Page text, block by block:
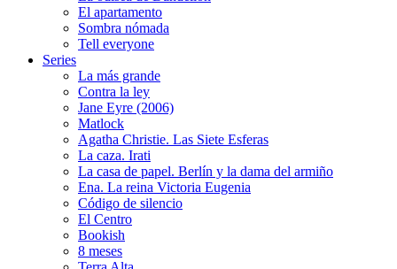
El apartamento
Sombra nómada
Tell everyone
Series
La más grande
Contra la ley
Jane Eyre (2006)
Matlock
Agatha Christie. Las Siete Esferas
La caza. Irati
La casa de papel. Berlín y la dama del armiño
Ena. La reina Victoria Eugenia
Código de silencio
El Centro
Bookish
8 meses